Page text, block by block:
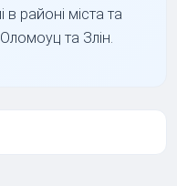
районі міста та
Оломоуц та Злін.